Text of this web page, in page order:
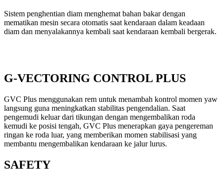
Sistem penghentian diam menghemat bahan bakar dengan
mematikan mesin secara otomatis saat kendaraan dalam keadaan
diam dan menyalakannya kembali saat kendaraan kembali bergerak.
G-VECTORING CONTROL PLUS
GVC Plus menggunakan rem untuk menambah kontrol momen yaw
langsung guna meningkatkan stabilitas pengendalian. Saat
pengemudi keluar dari tikungan dengan mengembalikan roda
kemudi ke posisi tengah, GVC Plus menerapkan gaya pengereman
ringan ke roda luar, yang memberikan momen stabilisasi yang
membantu mengembalikan kendaraan ke jalur lurus.
SAFETY